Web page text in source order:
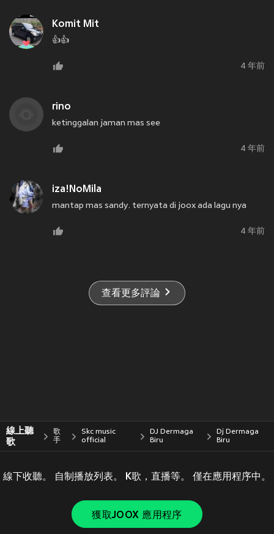
Komit Mit
👍👍
4 年前
rino
ketinggalan jaman mas see
4 年前
iza!NoMila
mantap mas sandy. ternyata di joox ada lagu nya
4 年前
查看更多評論
線上聽
歌
歌
手
Skc music
official
DJ Dermaga
Biru
Dj Dermaga
Biru
線下收聽。 自制播放列表。 K歌，直播等。 僅在應用程序中。
獲取JOOX 應用程序